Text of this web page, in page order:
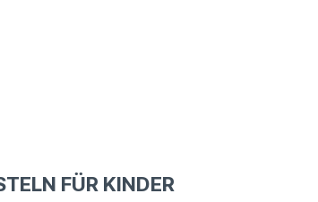
FÜR KINDER